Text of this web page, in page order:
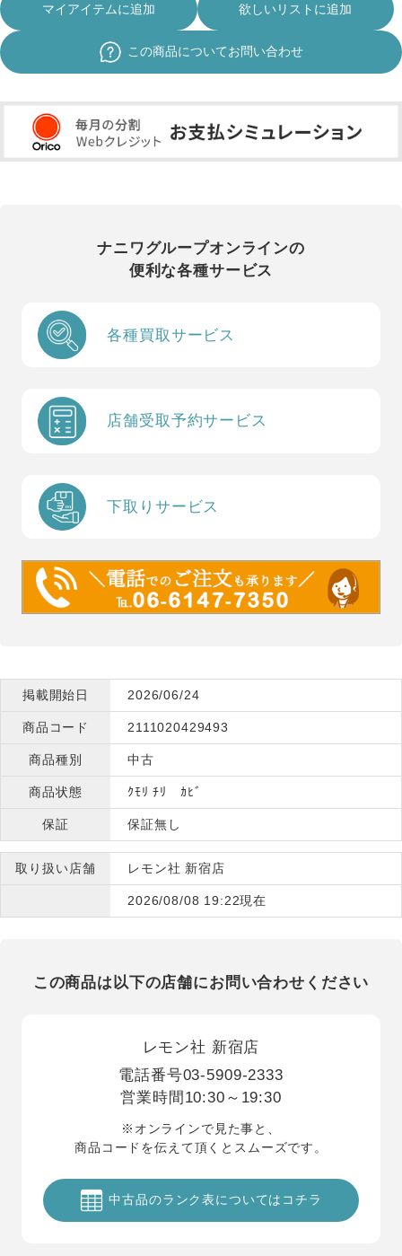
マイアイテムに追加 欲しいリストに追加
この商品についてお問い合わせ
ナニワグループオンラインの
便利な各種サービス
各種買取サービス
店舗受取予約サービス
下取りサービス
掲載開始日 2026/06/24
商品コード 2111020429493
商品種別 中古
商品状態 ｸﾓﾘ ﾁﾘ ｶﾋﾞ
保証 保証無し
取り扱い店舗 レモン社 新宿店
2026/08/08 19:22現在
この商品は以下の店舗にお問い合わせください
レモン社 新宿店
電話番号03-5909-2333
営業時間 10:30～19:30
※オンラインで見た事と、
商品コードを伝えて頂くとスムーズです。
中古品のランク表についてはコチラ